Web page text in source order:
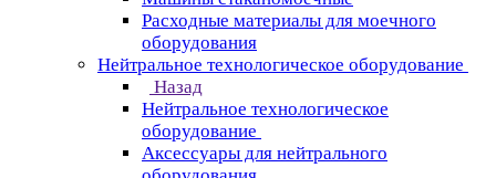
Расходные материалы для моечного
оборудования
Нейтральное технологическое оборудование
Назад
Нейтральное технологическое
оборудование
Аксессуары для нейтрального